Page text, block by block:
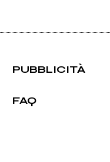
PUBBLICITÀ
FAQ